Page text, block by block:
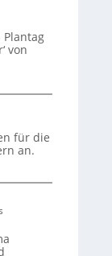
von
für die
an.